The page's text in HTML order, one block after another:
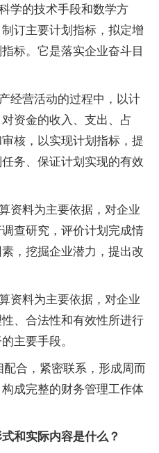
学的技术手段和数学方
订主要计划指标，拟定增
标。它是落实企业奋斗目
经营活动的过程中，以计
资金的收入、支出、占
核，以实现计划指标，提
务、保证计划实现的有效
资料为主要依据，对企业
查研究，评价计划完成情
，挖掘企业潜力，提出改
资料为主要依据，对企业
、合法性和有效性所进行
主要手段。
合，紧密联系，形成周而
成完整的财务管理工作体
和实际内容是什么？